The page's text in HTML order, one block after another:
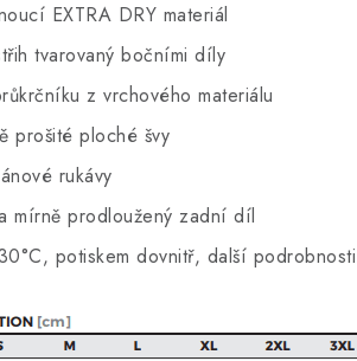
EXTRA DRY materiál
tvarovaný bočními díly
z vrchového materiálu
prošité ploché švy
rukávy
mírně prodloužený zadní díl
potiskem dovnitř, další podrobnosti